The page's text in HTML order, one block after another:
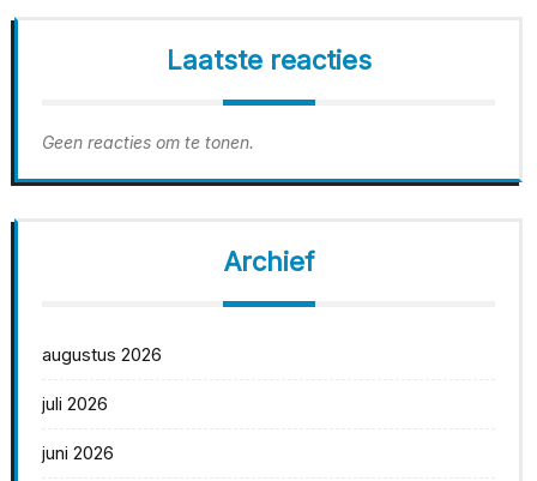
Laatste reacties
Geen reacties om te tonen.
Archief
augustus 2026
juli 2026
juni 2026